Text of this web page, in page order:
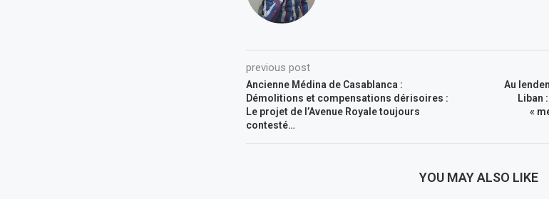
previous post
Ancienne Médina de Casablanca :
Démolitions et compensations dérisoires :
Le projet de l’Avenue Royale toujours
contesté…
Au
Liban
«
YOU MAY ALSO LIKE